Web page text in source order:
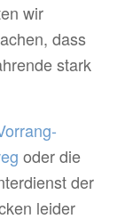
wir
dass
stark
oder die
der
leider